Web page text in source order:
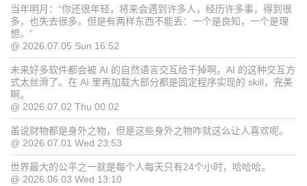
当年明月：“你还很年轻，将来会遇到许多人，经历许多事，得到很
多，也失去很多。但是有两样东西不能丢：一个是良知，一个是理
想。”
@ 2026.07.05 Sun 16:52
未来好多软件都会被 AI 的自然语言交互给干掉啊。AI 的这种交互方
式太丝滑了。在 AI 里再加载大部分都是固定程序实现的 skill，完美
啊。
@ 2026.07.02 Thu 00:02
虽说财物都是身外之物，但是这些身外之物咋就这么让人喜欢呢。
@ 2026.07.01 Wed 23:53
世界最大的公平之一就是每个人每天只有24个小时，哈哈哈。
@ 2026.06.03 Wed 13:10